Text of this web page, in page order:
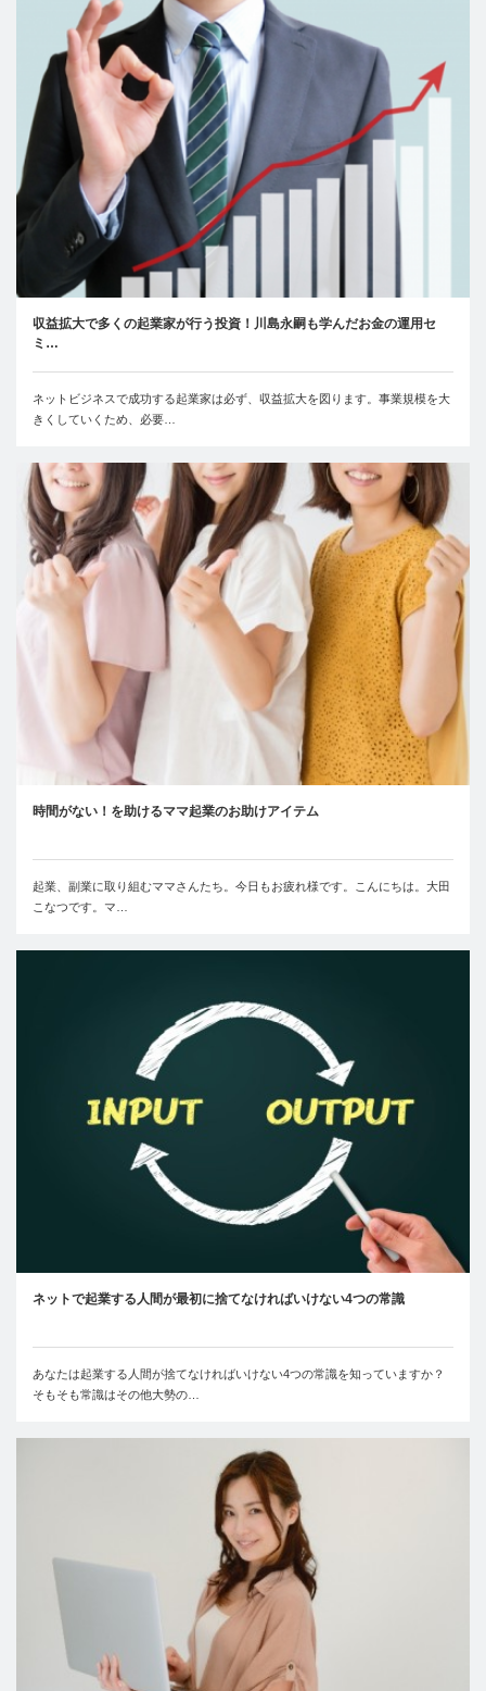
収益拡大で多くの起業家が行う投資！川島永嗣も学んだお金の運用セ
ミ…
ネットビジネスで成功する起業家は必ず、収益拡大を図ります。事業規模を大
きくしていくため、必要…
時間がない！を助けるママ起業のお助けアイテム
起業、副業に取り組むママさんたち。今日もお疲れ様です。こんにちは。大田
こなつです。マ…
ネットで起業する人間が最初に捨てなければいけない4つの常識
あなたは起業する人間が捨てなければいけない4つの常識を知っていますか？
そもそも常識はその他大勢の…